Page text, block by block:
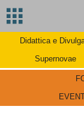
Didattica e
Supernovae